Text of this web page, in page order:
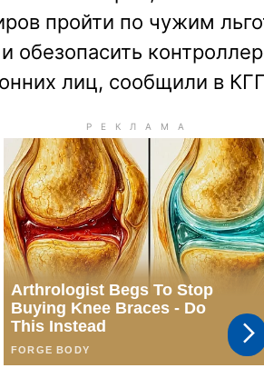
пройти по чужим
обезопасить
лиц, сообщили в